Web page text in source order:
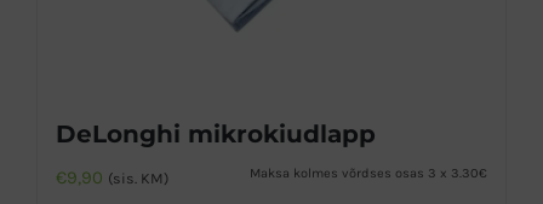
DeLonghi mikrokiudlapp
€9,90 (sis. KM) Maksa kolmes võrdses osas 3 x 3.30€